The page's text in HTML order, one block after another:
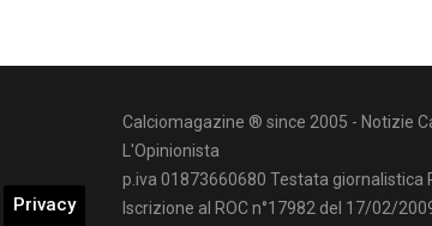
Calciomagazine ® since 2005 - Notizie
L'Opinionista
p.iva 01873660680 Testata giornalistica
Iscrizione al ROC n°17982 del 17/02/
Privacy